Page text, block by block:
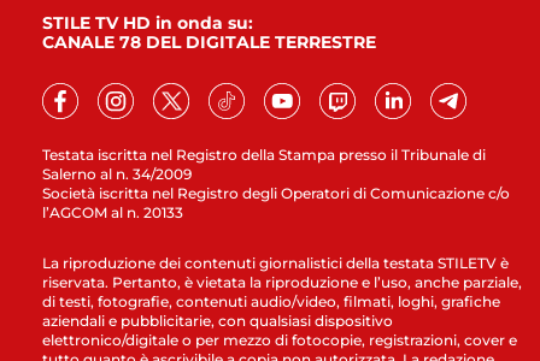
Testata iscritta nel Registro della Stampa presso il Tribunale di
Salerno al n. 34/2009
Società iscritta nel Registro degli Operatori di Comunicazione c/o
l’AGCOM al n. 20133
STILE TV HD in onda su:
CANALE 78 DEL DIGITALE TERRESTRE
La riproduzione dei contenuti giornalistici della testata STILETV è
riservata. Pertanto, è vietata la riproduzione e l’uso, anche parziale,
di testi, fotografie, contenuti audio/video, filmati, loghi, grafiche
aziendali e pubblicitarie, con qualsiasi dispositivo
elettronico/digitale o per mezzo di fotocopie, registrazioni, cover e